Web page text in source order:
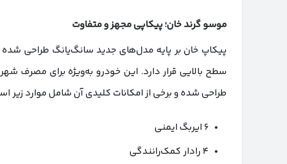
موسو گرند خان؛ پیکاپی مجهز و متفاوت
پیکاپ خان بر پایه مدل‌های جدید سانگ‌یانگ طراحی شده
سطح بالایی قرار دارد. این خودرو به‌ویژه برای مصرف
طراحی شده و برخی از امکانات کلیدی آن شامل موارد زیر
۶ ایربگ ایمنی
۴ رادار کمک‌رانندگی